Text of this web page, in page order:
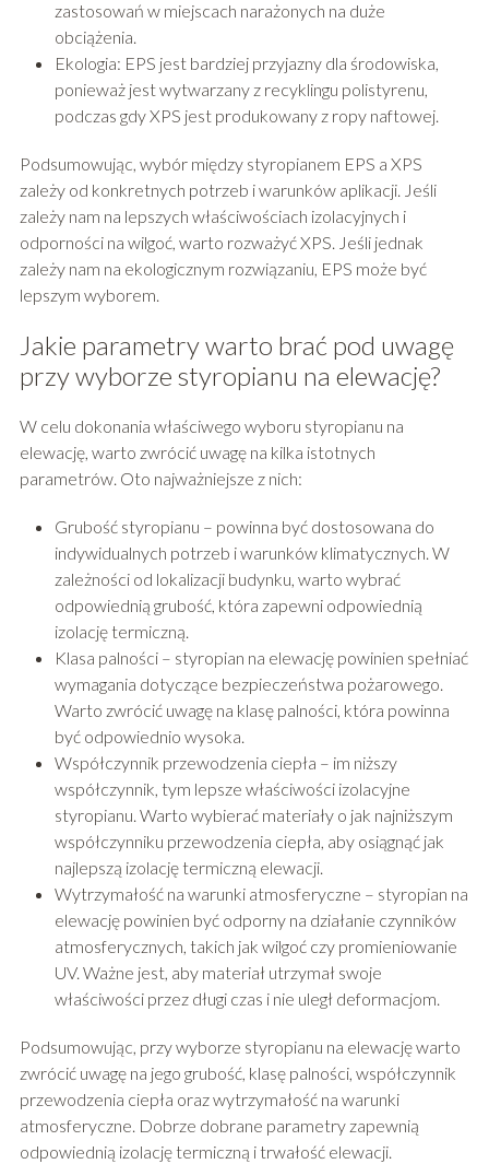
zastosowań w miejscach narażonych na duże
obciążenia.
Ekologia: EPS jest bardziej przyjazny dla środowiska,
ponieważ jest wytwarzany z recyklingu polistyrenu,
podczas gdy XPS jest produkowany z ropy naftowej.
Podsumowując, wybór między styropianem EPS a XPS
zależy od konkretnych potrzeb i warunków aplikacji. Jeśli
zależy nam na lepszych właściwościach izolacyjnych i
odporności na wilgoć, warto rozważyć XPS. Jeśli jednak
zależy nam na ekologicznym rozwiązaniu, EPS może być
lepszym wyborem.
Jakie parametry warto brać pod uwagę
przy wyborze styropianu na elewację?
W celu dokonania właściwego wyboru styropianu na
elewację, warto zwrócić uwagę na kilka istotnych
parametrów. Oto najważniejsze z nich:
Grubość styropianu – powinna być dostosowana do
indywidualnych potrzeb i warunków klimatycznych. W
zależności od lokalizacji budynku, warto wybrać
odpowiednią grubość, która zapewni odpowiednią
izolację termiczną.
Klasa palności – styropian na elewację powinien spełniać
wymagania dotyczące bezpieczeństwa pożarowego.
Warto zwrócić uwagę na klasę palności, która powinna
być odpowiednio wysoka.
Współczynnik przewodzenia ciepła – im niższy
współczynnik, tym lepsze właściwości izolacyjne
styropianu. Warto wybierać materiały o jak najniższym
współczynniku przewodzenia ciepła, aby osiągnąć jak
najlepszą izolację termiczną elewacji.
Wytrzymałość na warunki atmosferyczne – styropian na
elewację powinien być odporny na działanie czynników
atmosferycznych, takich jak wilgoć czy promieniowanie
UV. Ważne jest, aby materiał utrzymał swoje
właściwości przez długi czas i nie uległ deformacjom.
Podsumowując, przy wyborze styropianu na elewację warto
zwrócić uwagę na jego grubość, klasę palności, współczynnik
przewodzenia ciepła oraz wytrzymałość na warunki
atmosferyczne. Dobrze dobrane parametry zapewnią
odpowiednią izolację termiczną i trwałość elewacji.